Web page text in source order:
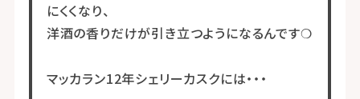
にくくなり、
洋酒の香りだけが引き立つようになるんです❍
マッカラン12年シェリーカスクには・・・